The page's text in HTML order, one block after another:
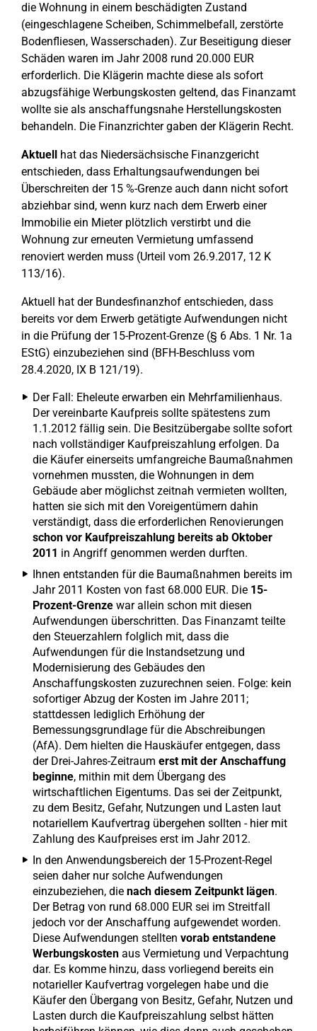
die Wohnung in einem beschädigten Zustand
(eingeschlagene Scheiben, Schimmelbefall, zerstörte
Bodenfliesen, Wasserschaden). Zur Beseitigung dieser
Schäden waren im Jahr 2008 rund 20.000 EUR
erforderlich. Die Klägerin machte diese als sofort
abzugsfähige Werbungskosten geltend, das Finanzamt
wollte sie als anschaffungsnahe Herstellungskosten
behandeln. Die Finanzrichter gaben der Klägerin Recht.
Aktuell hat das Niedersächsische Finanzgericht
entschieden, dass Erhaltungsaufwendungen bei
Überschreiten der 15 %-Grenze auch dann nicht sofort
abziehbar sind, wenn kurz nach dem Erwerb einer
Immobilie ein Mieter plötzlich verstirbt und die
Wohnung zur erneuten Vermietung umfassend
renoviert werden muss (Urteil vom 26.9.2017, 12 K
113/16).
Aktuell hat der Bundesfinanzhof entschieden, dass
bereits vor dem Erwerb getätigte Aufwendungen nicht
in die Prüfung der 15-Prozent-Grenze (§ 6 Abs. 1 Nr. 1a
EStG) einzubeziehen sind (BFH-Beschluss vom
28.4.2020, IX B 121/19).
Der Fall: Eheleute erwarben ein Mehrfamilienhaus.
Der vereinbarte Kaufpreis sollte spätestens zum
1.1.2012 fällig sein. Die Besitzübergabe sollte sofort
nach vollständiger Kaufpreiszahlung erfolgen. Da
die Käufer einerseits umfangreiche Baumaßnahmen
vornehmen mussten, die Wohnungen in dem
Gebäude aber möglichst zeitnah vermieten wollten,
hatten sie sich mit den Voreigentümern dahin
verständigt, dass die erforderlichen Renovierungen
schon vor Kaufpreiszahlung bereits ab Oktober
2011 in Angriff genommen werden durften.
Ihnen entstanden für die Baumaßnahmen bereits im
Jahr 2011 Kosten von fast 68.000 EUR. Die 15-
Prozent-Grenze war allein schon mit diesen
Aufwendungen überschritten. Das Finanzamt teilte
den Steuerzahlern folglich mit, dass die
Aufwendungen für die Instandsetzung und
Modernisierung des Gebäudes den
Anschaffungskosten zuzurechnen seien. Folge: kein
sofortiger Abzug der Kosten im Jahre 2011;
stattdessen lediglich Erhöhung der
Bemessungsgrundlage für die Abschreibungen
(AfA). Dem hielten die Hauskäufer entgegen, dass
der Drei-Jahres-Zeitraum erst mit der Anschaffung
beginne, mithin mit dem Übergang des
wirtschaftlichen Eigentums. Das sei der Zeitpunkt,
zu dem Besitz, Gefahr, Nutzungen und Lasten laut
notariellem Kaufvertrag übergehen sollten - hier mit
Zahlung des Kaufpreises erst im Jahr 2012.
In den Anwendungsbereich der 15-Prozent-Regel
seien daher nur solche Aufwendungen
einzubeziehen, die nach diesem Zeitpunkt lägen.
Der Betrag von rund 68.000 EUR sei im Streitfall
jedoch vor der Anschaffung aufgewendet worden.
Diese Aufwendungen stellten vorab entstandene
Werbungskosten aus Vermietung und Verpachtung
dar. Es komme hinzu, dass vorliegend bereits ein
notarieller Kaufvertrag vorgelegen habe und die
Käufer den Übergang von Besitz, Gefahr, Nutzen und
Lasten durch die Kaufpreiszahlung selbst hätten